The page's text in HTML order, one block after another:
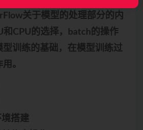
关于模型的处理部分的内
和CPU的选择，batch的操作
型训练的基础，在模型训练过
。
搭建